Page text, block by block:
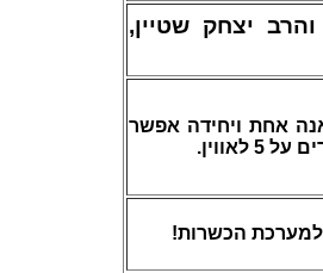
יצחק שטיין,
אחת ויחידה אפשר
למערכת הכשרות!